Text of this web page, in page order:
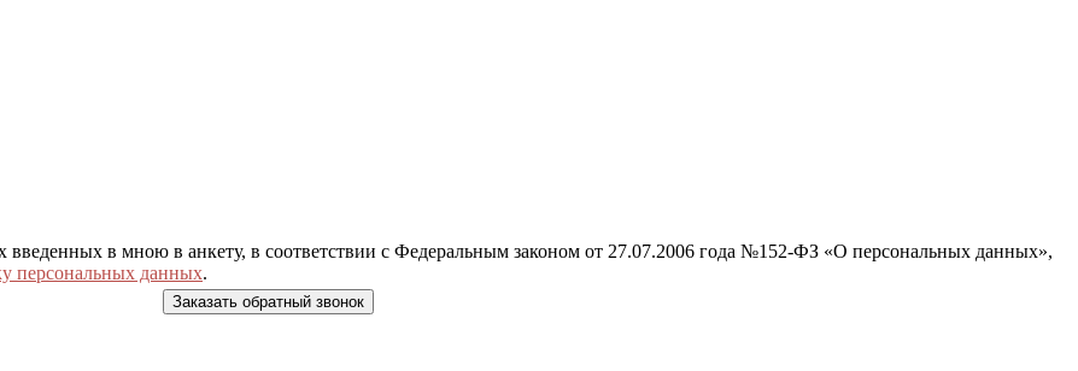
введенных в мною в анкету, в соответствии с Федеральным законом от 27.07.2006 года №152-ФЗ «О персональных данных»,
персональных данных.